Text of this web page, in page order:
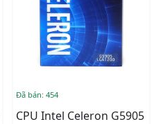
Đã bán: 454
CPU Intel Celeron G5905